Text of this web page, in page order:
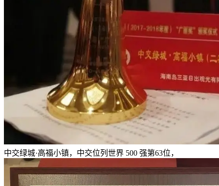
中交绿城·高福小镇，中交位列世界 500 强第63位，